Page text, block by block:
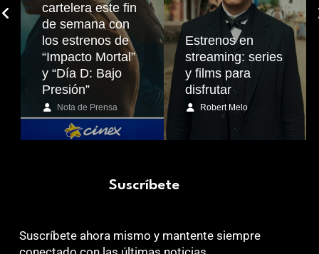
cartelera este fin
de semana con
los estrenos de
“Impacto Mortal”
y “Día D: Bajo
Presión”
Nota de Prensa
Estrenos en
streaming: series
y films para
disfrutar
Robert Melo
Suscríbete
Suscríbete ahora mismo y mantente siempre